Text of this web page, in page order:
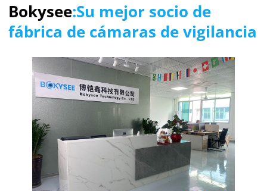
Bokysee:Su mejor socio de
fábrica de cámaras de vigilancia